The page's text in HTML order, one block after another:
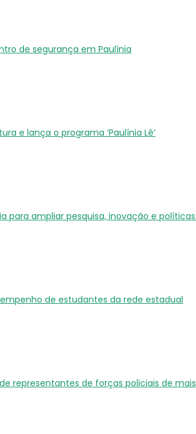
de segurança em Paulínia
e lança o programa ‘Paulínia Lê’
para ampliar pesquisa, inovação e
de estudantes da rede estadual
representantes de forças policiais de